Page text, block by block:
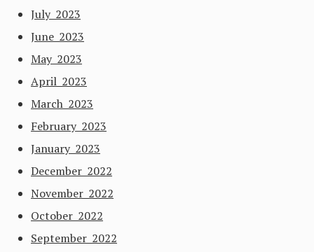
July 2023
June 2023
May 2023
April 2023
March 2023
February 2023
January 2023
December 2022
November 2022
October 2022
September 2022